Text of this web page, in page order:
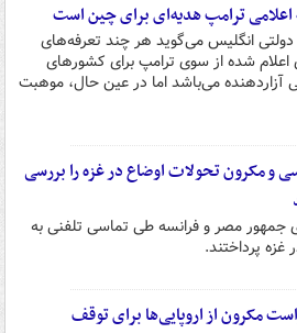
اعلامی ترامپ هدیه‌ای برای چین است
انگلیس می‌گوید هر چند تعرفه‌های
اعلام شده از سوی ترامپ برای کشورهای
آزاردهنده می‌باشد اما در عین حال، موهبت
و مکرون تحولات اوضاع در غزه را بررسی
جمهور مصر و فرانسه طی تماسی تلفنی به
پرداختند.
مکرون از اروپایی‌ها برای توقف